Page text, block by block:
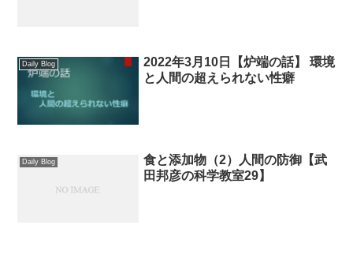
Daily Blog
2022年3月10日【炉端の話】 環境
と人間の超えられない性癖
Daily Blog
食と添加物（2）人間の防御【武
田邦彦の科学教室29】